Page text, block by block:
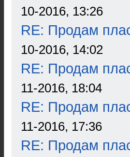
10-2016, 13:26
RE: Продам
10-2016, 14:02
RE: Продам
11-2016, 18:04
RE: Продам
11-2016, 17:36
RE: Продам